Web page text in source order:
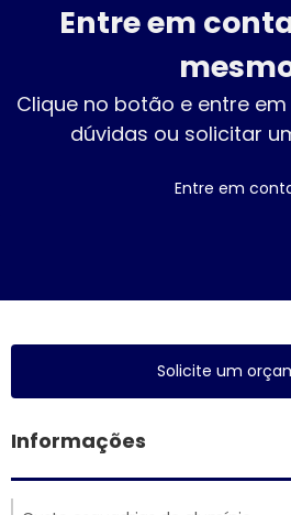
Entre em
Clique no botão e entre
dúvidas ou solicitar
Entre em
Solicite um
Informações